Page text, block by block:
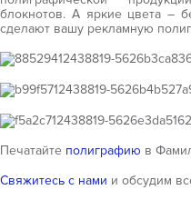
блокнотов. А яркие цвета –
сделают вашу рекламную
Печатайте полиграфию в
Свяжитесь с нами и обсудим